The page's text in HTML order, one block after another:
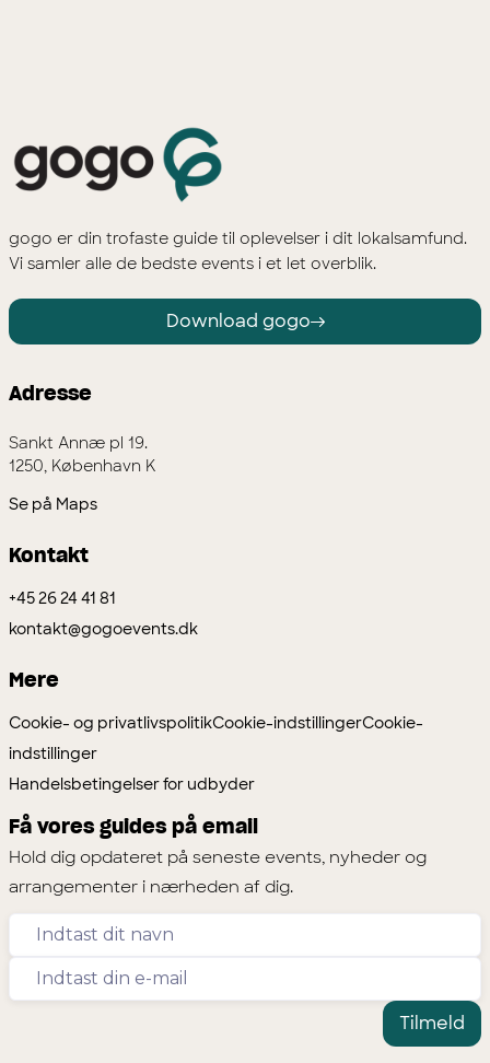
gogo er din trofaste guide til oplevelser i dit lokalsamfund.
Vi samler alle de bedste events i et let overblik.
Download gogo
Adresse
Sankt Annæ pl 19.
1250, København K
Se på Maps
Kontakt
+45 26 24 41 81
kontakt@gogoevents.dk
Mere
Cookie- og privatlivspolitikCookie-indstillingerCookie-
indstillinger
Handelsbetingelser for udbyder
Få vores guides på email
Hold dig opdateret på seneste events, nyheder og
arrangementer i nærheden af dig.